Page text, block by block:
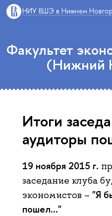
НИУ ВШЭ в Нижнем
Факультет
(Нижний
Итоги
аудиторы
19 ноября 2015 г.
заседание клуба
экономистов – "Я
пошел…"